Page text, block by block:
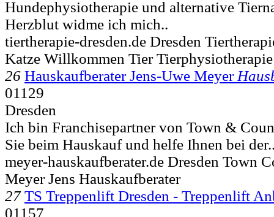
Hundephysiotherapie und alternative
Herzblut widme ich mich..
tiertherapie-dresden.de Dresden
Katze Willkommen Tier Tierphysiotherapie
26 Hauskaufberater Jens-Uwe Meyer
01129
Dresden
Ich bin Franchisepartner von Town &
Sie beim Hauskauf und helfe Ihnen bei
meyer-hauskaufberater.de Dresden Town
Meyer Jens Hauskaufberater
27 TS Treppenlift Dresden - Treppenlift
01157